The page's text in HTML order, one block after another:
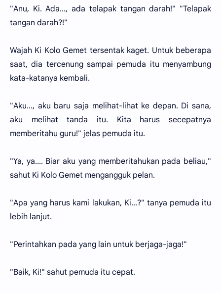
"Anu, Ki. Ada..., ada telapak tangan darah!" "Telapak
tangan darah?!"
Wajah Ki Kolo Gemet tersentak kaget. Untuk beberapa
saat, dia tercenung sampai pemuda itu menyambung
kata-katanya kembali.
"Aku..., aku baru saja melihat-lihat ke depan. Di sana,
aku melihat tanda itu. Kita harus secepatnya
memberitahu guru!" jelas pemuda itu.
"Ya, ya.... Biar aku yang memberitahukan pada beliau,"
sahut Ki Kolo Gemet mengangguk pelan.
"Apa yang harus kami lakukan, Ki...?" tanya pemuda itu
lebih lanjut.
"Perintahkan pada yang lain untuk berjaga-jaga!"
"Baik, Ki!" sahut pemuda itu cepat.